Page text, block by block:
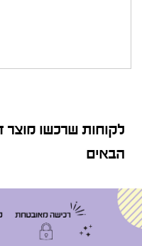
לקוחות שרכשו מוצר
הבאים